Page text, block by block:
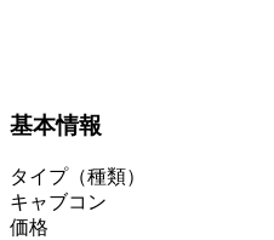
基本情報
タイプ（種類）
キャブコン
価格